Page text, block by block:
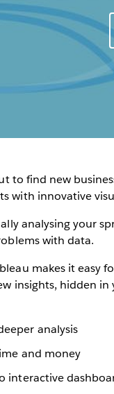
to find new
with innovative
analysing your
with data.
makes it easy
insights, hidden in
analysis
and money
interactive